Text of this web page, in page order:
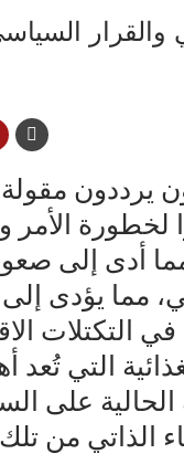
يرددون
الأمر
أدى إلى
مما يؤدى
التكتلات
التي تُعد
على
الذاتي من